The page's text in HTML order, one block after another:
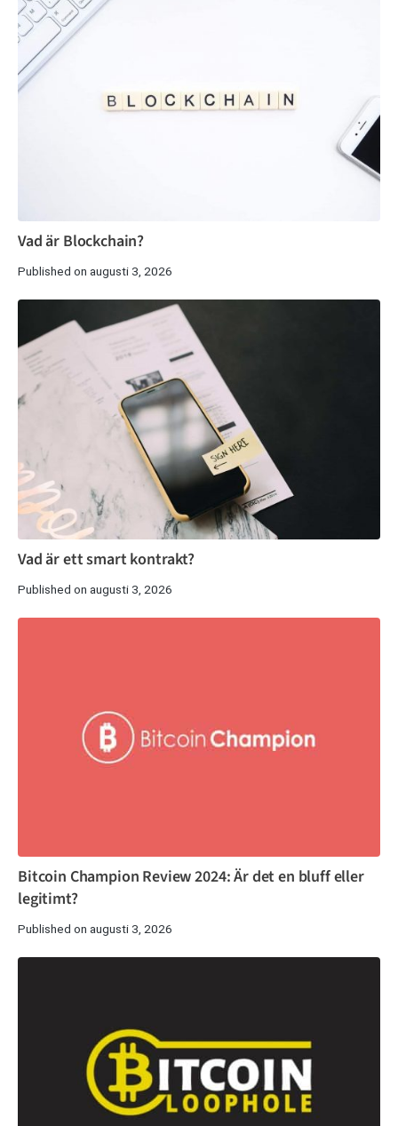
Vad är Blockchain?
Published on augusti 3, 2026
Vad är ett smart kontrakt?
Published on augusti 3, 2026
Bitcoin Champion Review 2024: Är det en bluff eller
legitimt?
Published on augusti 3, 2026